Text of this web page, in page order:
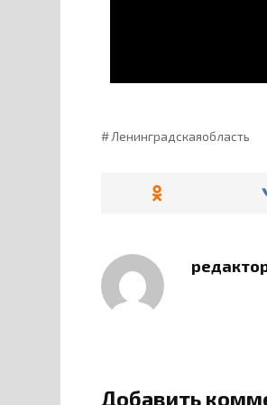
Ленинградскаяобласть
Добавить